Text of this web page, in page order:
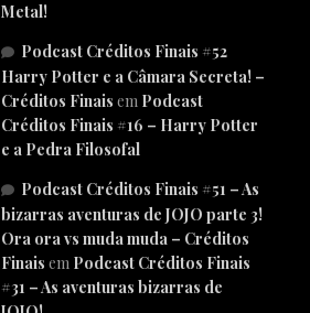
Metal!
Podcast Créditos Finais #52
Harry Potter e a Câmara Secreta! –
Créditos Finais em Podcast
Créditos Finais #16 – Harry Potter
e a Pedra Filosofal
Podcast Créditos Finais #51 – As
bizarras aventuras de JOJO parte 3!
Ora ora vs muda muda – Créditos
Finais em Podcast Créditos Finais
#31 – As aventuras bizarras de